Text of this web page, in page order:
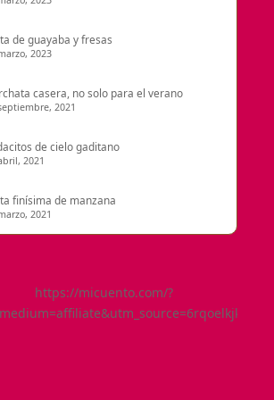
de guayaba y fresas
2023
casera, no solo para el verano
2021
de cielo gaditano
2021
finísima de manzana
2021
https://micuento.com/?